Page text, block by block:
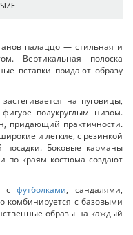
палаццо — стильная и
Вертикальная полоска
вставки придают образу
на пуговицы,
полукруглым низом.
придающий практичности.
и легкие, с резинкой
Боковые карманы
по краям костюма создают
сфутболками, сандалями,
комбинируется с базовыми
образы на каждый